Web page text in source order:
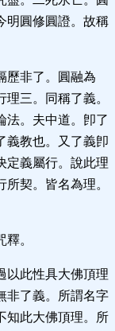
明圓修圓證。故稱
歷非了。圓融為
三。同稱了義。
法。夫中道。卽了
義教也。又了義卽
定義屬行。說此理
契。皆名為理。
。
以此性具大佛頂理
非了義。所謂名字
知此大佛頂理。所